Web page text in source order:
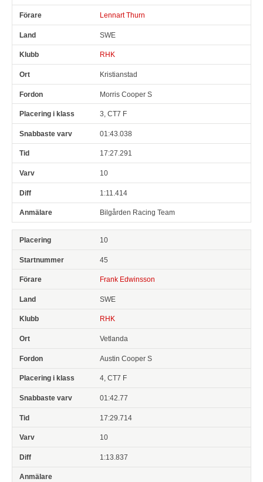
Lennart Thurn
SWE
RHK
Kristianstad
Morris Cooper S
3, CT7 F
01:43.038
17:27.291
10
1:11.414
Bilgården Racing Team
10
45
Frank Edwinsson
SWE
RHK
Vetlanda
Austin Cooper S
4, CT7 F
01:42.77
17:29.714
10
1:13.837